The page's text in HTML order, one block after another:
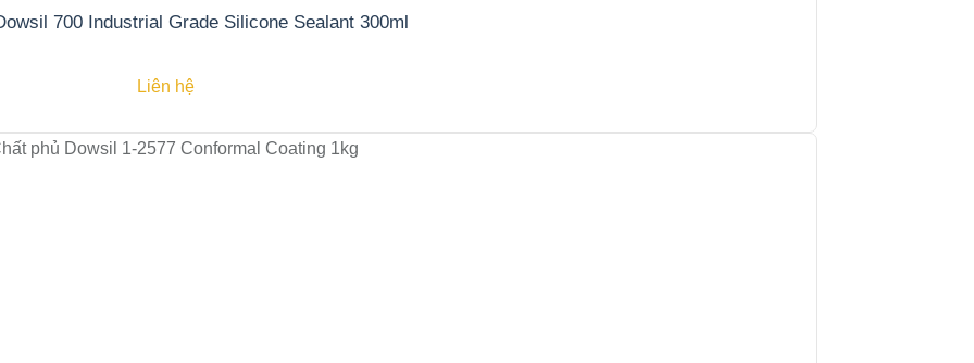
dán Dowsil 700 Industrial Grade Silicone Sealant 300ml
Liên hệ